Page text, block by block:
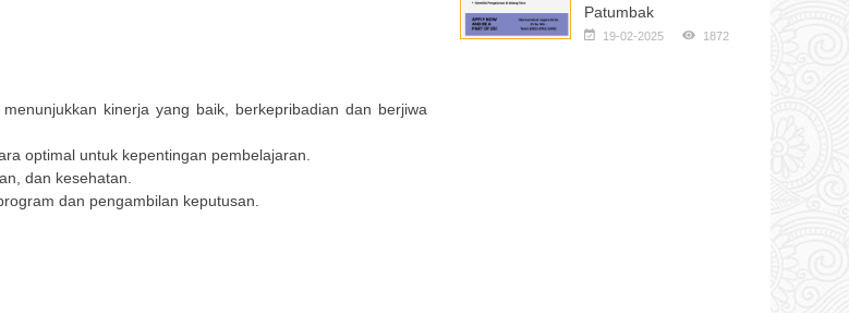
kinerja yang baik, berkepribadian dan berjiwa
optimal untuk kepentingan pembelajaran.
dan kesehatan.
dan pengambilan keputusan.
Patumbak
19-02-2025 1872